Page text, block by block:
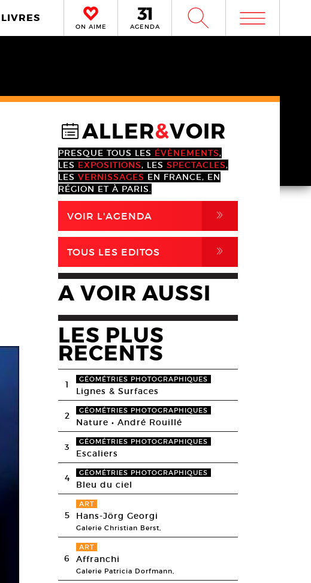
LIVRES
ON AIME AGENDA W m
@ALLER&VOIR
PRESQUE TOUS LES ÉVÈNEMENTS,
LES EXPOSITIONS, LES SPECTACLES,
LES VERNISSAGES EN FRANCE, EN
RÉGION ET À PARIS.
VOIR L'AGENDA ,
TOUS LES EDITOS ,
A VOIR AUSSI
LES PLUS
RECENTS
1 GÉOMÉTRIES PHOTOGRAPHIQUES
Lignes & Surfaces
2 GÉOMÉTRIES PHOTOGRAPHIQUES
Nature • André Rouillé
3 GÉOMÉTRIES PHOTOGRAPHIQUES
Escaliers
4 GÉOMÉTRIES PHOTOGRAPHIQUES
Bleu du ciel
5
ART
Hans-Jörg Georgi
Galerie Christian Berst,
6
ART
Affranchi
Galerie Patricia Dorfmann,